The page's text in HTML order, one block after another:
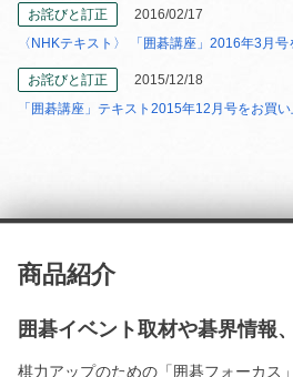
お詫びと訂正
2016/02/17
〈NHKテキスト〉 「囲碁講座」2016年3月
お詫びと訂正
2015/12/18
「囲碁講座」テキスト2015年12月号をお買
商品紹介
囲碁イベント取材や碁界情報
棋力アップのための「囲碁フォーカス